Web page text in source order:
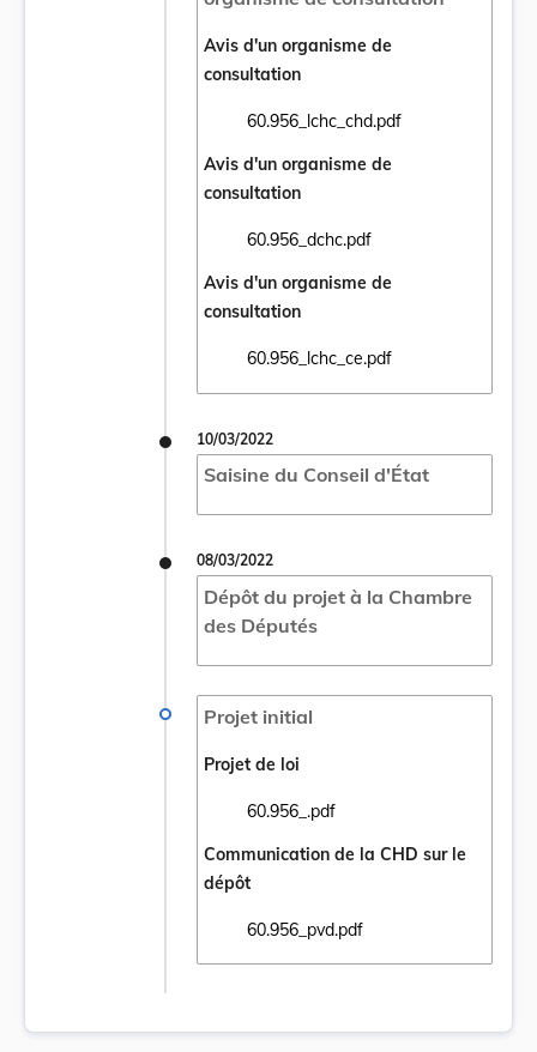
Avis d'un organisme de
consultation
60.956_lchc_chd.pdf
Ouvrir le document 60.956_lchc_chd.pdf
Avis d'un organisme de
consultation
60.956_dchc.pdf
Ouvrir le document 60.956_dchc.pdf dans
Avis d'un organisme de
consultation
60.956_lchc_ce.pdf
Ouvrir le document 60.956_lchc_ce.pdf
10/03/2022
Saisine du Conseil d'État
08/03/2022
Dépôt du projet à la Chambre
des Députés
Projet initial
Projet de loi
60.956_.pdf
Ouvrir le document 60.956_.pdf dans un
Communication de la CHD sur le
dépôt
60.956_pvd.pdf
Ouvrir le document 60.956_pvd.pdf dans